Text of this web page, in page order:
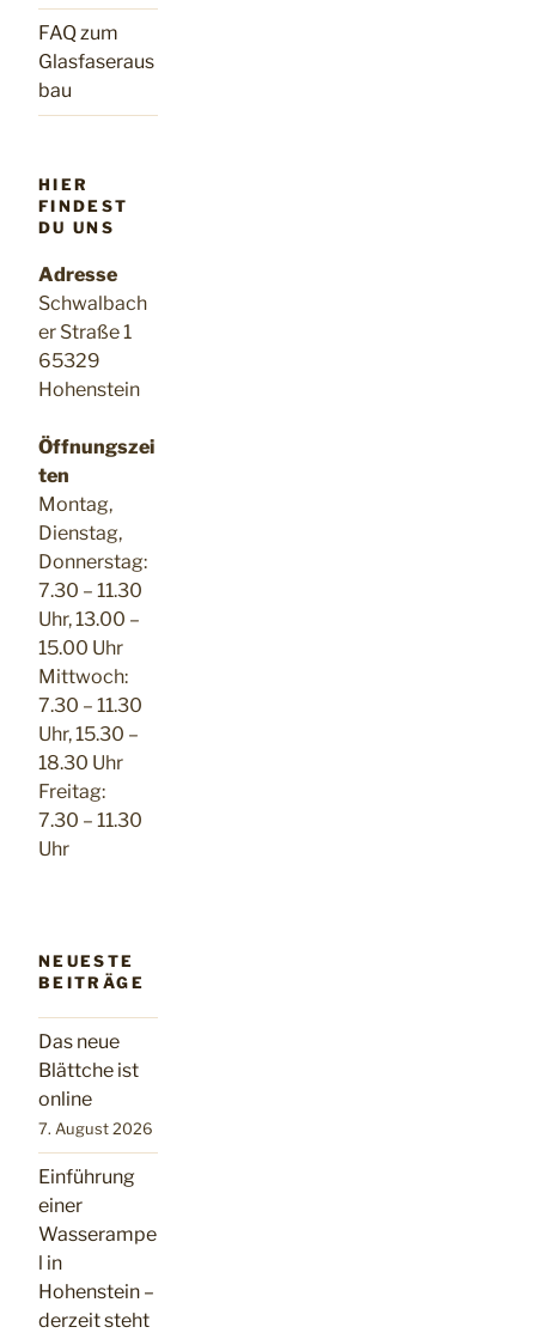
FAQ zum
Glasfaseraus
bau
HIER
FINDEST
DU UNS
Adresse
Schwalbach
er Straße 1
65329
Hohenstein
Öffnungszei
ten
Montag,
Dienstag,
Donnerstag:
7.30 – 11.30
Uhr, 13.00 –
15.00 Uhr
Mittwoch:
7.30 – 11.30
Uhr, 15.30 –
18.30 Uhr
Freitag:
7.30 – 11.30
Uhr
NEUESTE
BEITRÄGE
Das neue
Blättche ist
online
7. August 2026
Einführung
einer
Wasserampe
l in
Hohenstein –
derzeit steht